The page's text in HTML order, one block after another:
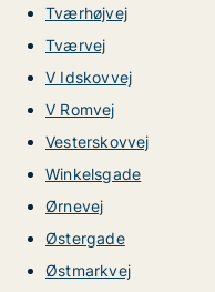
Tværhøjvej
Tværvej
V Idskovvej
V Romvej
Vesterskovvej
Winkelsgade
Ørnevej
Østergade
Østmarkvej